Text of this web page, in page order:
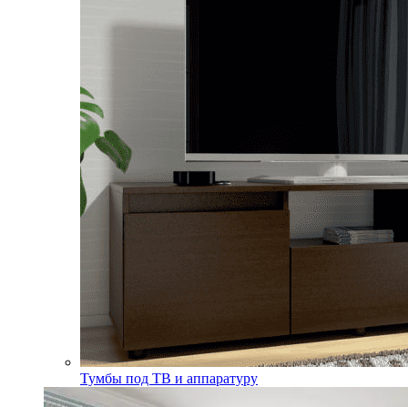
Тумбы под ТВ и аппаратуру